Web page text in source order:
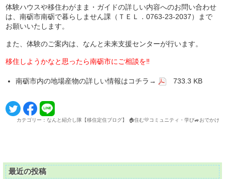
体験ハウスや移住わがまま・ガイドの詳しい内容へのお問い合わせ
は、南砺市南砺で暮らしません課（ＴＥＬ．0763-23-2037）まで
お願いいたします。
また、体験のご案内は、なんと未来支援センターが行います。
移住しようかなと思ったら南砺市にご相談を‼
南砺市内の地場産物の詳しい情報はコチラ→ 733.3 KB
カテゴリー：なんと紹介し隊【移住定住ブログ】 🏠住む💛コミュニティ・学び🚙おでかけ
最近の投稿